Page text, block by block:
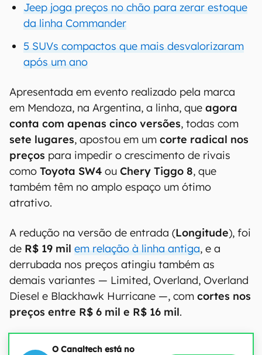
Jeep joga preços no chão para zerar estoque
da linha Commander
5 SUVs compactos que mais desvalorizaram
após um ano
Apresentada em evento realizado pela marca
em Mendoza, na Argentina, a linha, que agora
conta com apenas cinco versões, todas com
sete lugares, apostou em um corte radical nos
preços para impedir o crescimento de rivais
como Toyota SW4 ou Chery Tiggo 8, que
também têm no amplo espaço um ótimo
atrativo.
A redução na versão de entrada (Longitude), foi
de R$ 19 mil em relação à linha antiga, e a
derrubada nos preços atingiu também as
demais variantes — Limited, Overland, Overland
Diesel e Blackhawk Hurricane —, com cortes nos
preços entre R$ 6 mil e R$ 16 mil.
O Canaltech está no